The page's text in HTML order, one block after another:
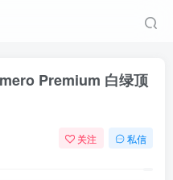
Premium 白绿顶
关注 私信